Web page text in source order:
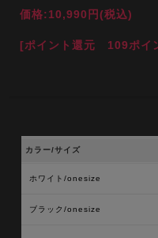
価格:10,990円(税込)
[ポイント還元 109ポイ
カラー/サイズ
ホワイト/onesize
ブラック/onesize